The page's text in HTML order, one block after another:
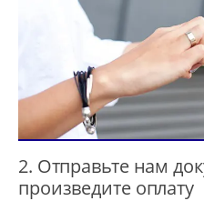
2. Отправьте нам
произведите оплату